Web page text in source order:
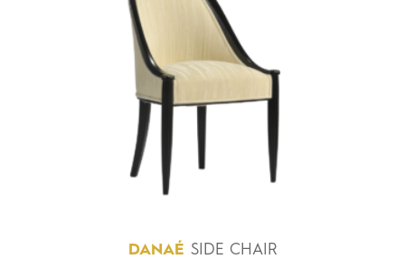
DANAÉ SIDE CHAIR